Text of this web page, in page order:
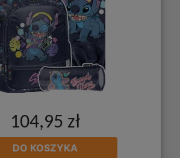
104,95 zł
DO KOSZYKA